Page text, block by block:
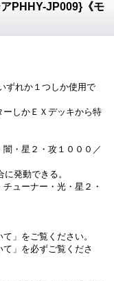
PHHY-JP009}《モ
ずれか１つしか使用で
しかＥＸデッキから特
・星２・攻１０００／
発動できる。
ューナー・光・星２・
」をご覧ください。
」を必ずご覧くださ